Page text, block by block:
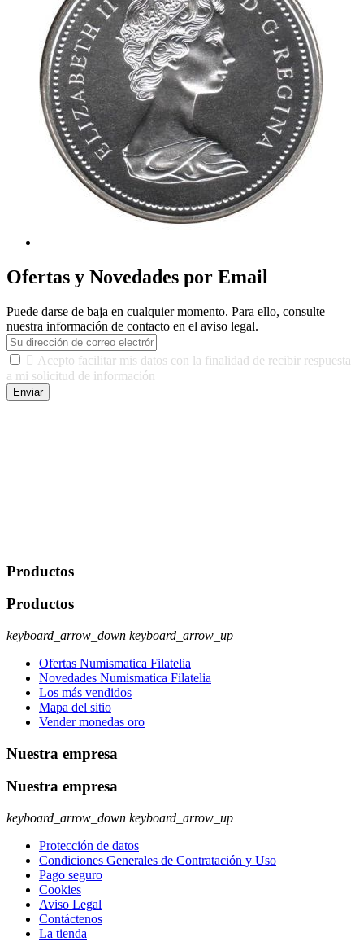
Ofertas y Novedades por Email
Puede darse de baja en cualquier momento. Para ello, consulte
nuestra información de contacto en el aviso legal.
 Acepto facilitar mis datos con la finalidad de recibir respuesta
a mi solicitud de información
Enviar
Productos
Productos
keyboard_arrow_down keyboard_arrow_up
Ofertas Numismatica Filatelia
Novedades Numismatica Filatelia
Los más vendidos
Mapa del sitio
Vender monedas oro
Nuestra empresa
Nuestra empresa
keyboard_arrow_down keyboard_arrow_up
Protección de datos
Condiciones Generales de Contratación y Uso
Pago seguro
Cookies
Aviso Legal
Contáctenos
La tienda